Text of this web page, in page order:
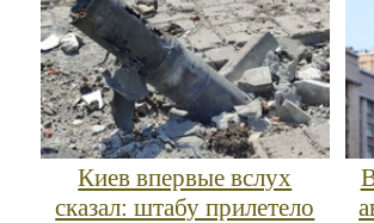
Киев впервые вслух
сказал: штабу прилетело